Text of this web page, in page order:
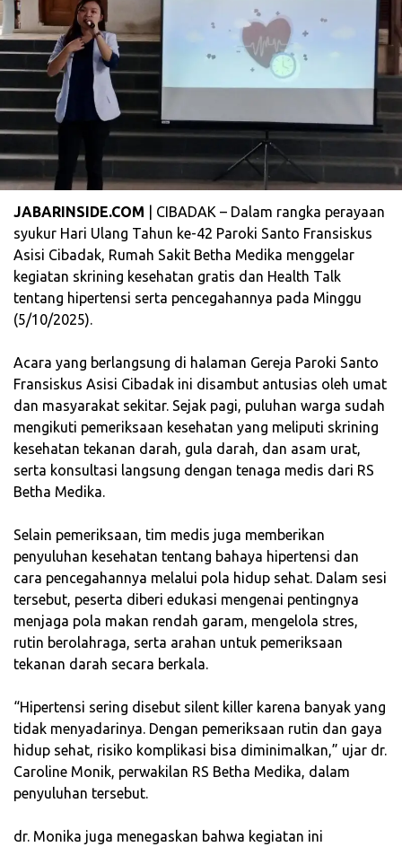
JABARINSIDE.COM | CIBADAK – Dalam rangka perayaan
syukur Hari Ulang Tahun ke-42 Paroki Santo Fransiskus
Asisi Cibadak, Rumah Sakit Betha Medika menggelar
kegiatan skrining kesehatan gratis dan Health Talk
tentang hipertensi serta pencegahannya pada Minggu
(5/10/2025).
‎Acara yang berlangsung di halaman Gereja Paroki Santo
Fransiskus Asisi Cibadak ini disambut antusias oleh umat
dan masyarakat sekitar. Sejak pagi, puluhan warga sudah
mengikuti pemeriksaan kesehatan yang meliputi skrining
kesehatan tekanan darah, gula darah, dan asam urat,
serta konsultasi langsung dengan tenaga medis dari RS
Betha Medika.
‎Selain pemeriksaan, tim medis juga memberikan
penyuluhan kesehatan tentang bahaya hipertensi dan
cara pencegahannya melalui pola hidup sehat. Dalam sesi
tersebut, peserta diberi edukasi mengenai pentingnya
menjaga pola makan rendah garam, mengelola stres,
rutin berolahraga, serta arahan untuk pemeriksaan
tekanan darah secara berkala.
‎“Hipertensi sering disebut silent killer karena banyak yang
tidak menyadarinya. Dengan pemeriksaan rutin dan gaya
hidup sehat, risiko komplikasi bisa diminimalkan,” ujar dr.
Caroline Monik, perwakilan RS Betha Medika, dalam
penyuluhan tersebut.
‎dr. Monika juga menegaskan bahwa kegiatan ini